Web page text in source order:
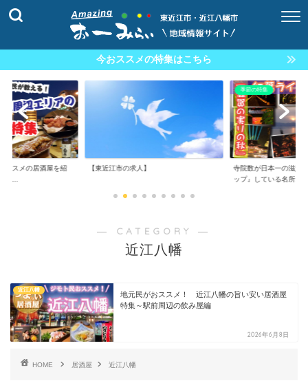
今おススメの特集はこちら
ススメの居酒屋を紹
の...
【東近江市の求人】
季節の特集
寺院数が日本一の滋賀
ップ』している名所...
― CATEGORY ―
近江八幡
近江八幡
地元民がおススメ！ 近江八幡の旨い安い居酒屋
特集～駅前周辺の飲み屋編
2026年6月8日
HOME 居酒屋 近江八幡